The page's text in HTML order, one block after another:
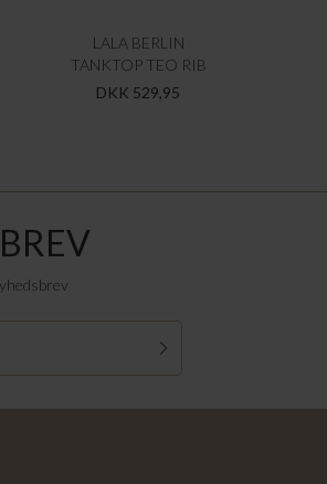
LALA BERLIN
TANKTOP TEO RIB
DKK 529,95